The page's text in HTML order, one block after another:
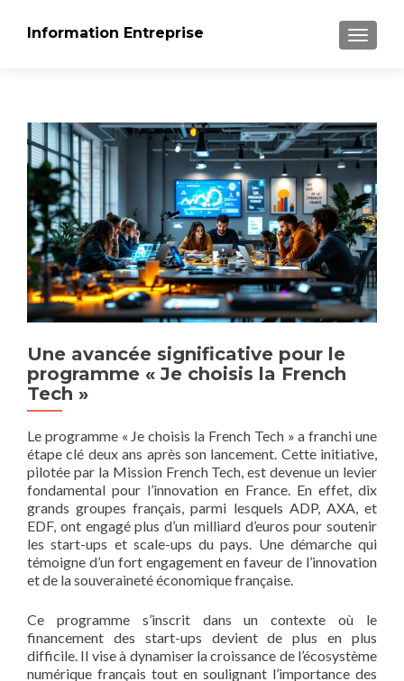
Information Entreprise
Une avancée significative pour le
programme « Je choisis la French
Tech »
Le programme « Je choisis la French Tech » a franchi une
étape clé deux ans après son lancement. Cette initiative,
pilotée par la Mission French Tech, est devenue un levier
fondamental pour l’innovation en France. En effet, dix
grands groupes français, parmi lesquels ADP, AXA, et
EDF, ont engagé plus d’un milliard d’euros pour soutenir
les start-ups et scale-ups du pays. Une démarche qui
témoigne d’un fort engagement en faveur de l’innovation
et de la souveraineté économique française.
Ce programme s’inscrit dans un contexte où le
financement des start-ups devient de plus en plus
difficile. Il vise à dynamiser la croissance de l’écosystème
numérique français tout en soulignant l’importance des